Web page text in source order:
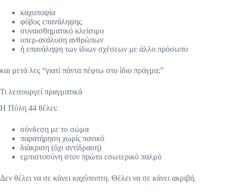
καχυποψία
φόβος επανάληψης
συναισθηματικό κλείσιμο
υπερ-ανάλυση ανθρώπων
ή επανάληψη των ίδιων σχέσεων με άλλο πρόσωπο
και μετά λες “γιατί πάντα πέφτω στο ίδιο πράγμα;”
Τι λειτουργεί πραγματικά
Η Πύλη 44 θέλει:
σύνδεση με το σώμα
παρατήρηση χωρίς πανικό
διάκριση (όχι αντίδραση)
εμπιστοσύνη στον πρώτο εσωτερικό παλμό
Δεν θέλει να σε κάνει καχύποπτη. Θέλει να σε κάνει ακριβή.